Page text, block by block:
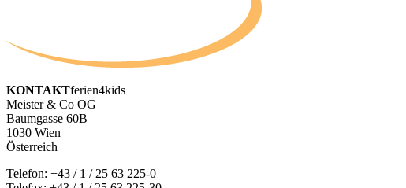
KONTAKTferien4kids
Meister & Co OG
Baumgasse 60B
1030 Wien
Österreich
Telefon: +43 / 1 / 25 63 225-0